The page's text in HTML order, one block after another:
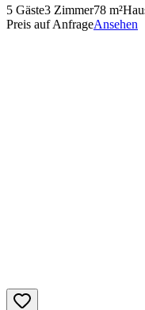
5 Gäste3 Zimmer78 m²
Preis auf AnfrageAnsehen